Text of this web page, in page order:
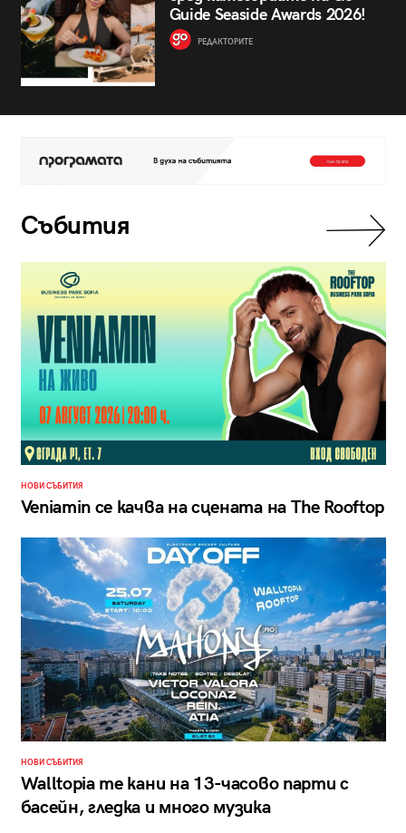
Guide Seaside Awards 2026!
РЕДАКТОРИТЕ
Събития
НОВИ СЪБИТИЯ
Veniamin се качва на сцената на The Rooftop
НОВИ СЪБИТИЯ
Walltopia те кани на 13-часово парти с
басейн, гледка и много музика